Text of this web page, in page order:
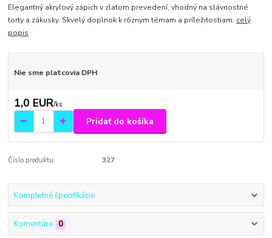
Elegantný akrylový zápich v zlatom prevedení, vhodný na slávnostné
torty a zákusky. Skvelý doplnok k rôznym témam a príležitostiam. celý
popis
Nie sme platcovia DPH
1,0 EUR/ks
Pridať do košíka
Číslo produktu: 327
Kompletné špecifikácie
Komentáre 0